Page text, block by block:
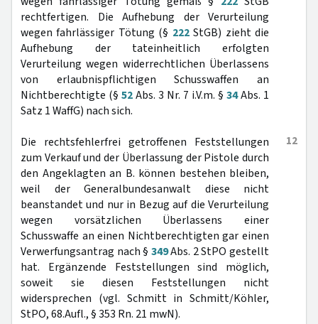
rechtfertigen. Die Aufhebung der Verurteilung
wegen fahrlässiger Tötung (§ 222StGB) zieht die
Aufhebung der tateinheitlich erfolgten
Verurteilung wegen widerrechtlichen Überlassens
von erlaubnispflichtigen Schusswaffen an
Nichtberechtigte (§ 52Abs. 3 Nr. 7 i.V.m. § 34Abs. 1
Satz 1 WaffG) nach sich.
12
Die rechtsfehlerfrei getroffenen Feststellungen
zum Verkauf und der Überlassung der Pistole durch
den Angeklagten an B. können bestehen bleiben,
weil der Generalbundesanwalt diese nicht
beanstandet und nur in Bezug auf die Verurteilung
wegen vorsätzlichen Überlassens einer
Schusswaffe an einen Nichtberechtigten gar einen
Verwerfungsantrag nach § 349Abs. 2 StPO gestellt
hat. Ergänzende Feststellungen sind möglich,
soweit sie diesen Feststellungen nicht
widersprechen (vgl. Schmitt in Schmitt/Köhler,
StPO, 68.Aufl., § 353 Rn. 21 mwN).